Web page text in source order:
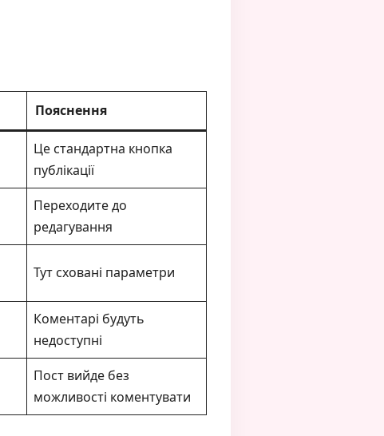
Пояснення
Це стандартна кнопка
публікації
Переходите до
редагування
Тут сховані параметри
Коментарі будуть
недоступні
Пост вийде без
можливості коментувати